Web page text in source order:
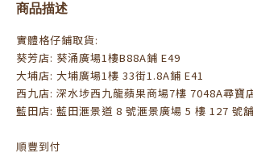
商品描述
實體格仔鋪取貨:
葵芳店: 葵涌廣場1樓B88A鋪 E49
大埔店: 大埔廣場1樓 33街1.8A鋪 E41
西九店: 深水埗西九龍蘋果商場7樓 7048A尋寶
藍田店: 藍田滙景道 8 號滙景廣場 5 樓 127 號
順豐到付